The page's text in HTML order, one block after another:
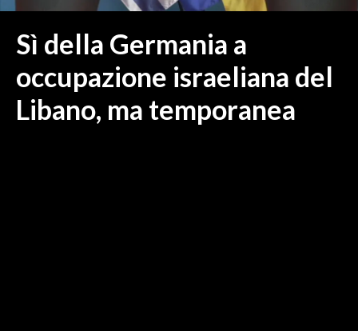
ITALIA
MONDO
Sì della Germania a
occupazione israeliana del
Libano, ma temporanea